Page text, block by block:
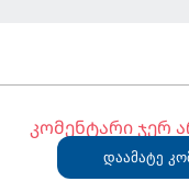
კომენტარი ჯერ
დაამატე